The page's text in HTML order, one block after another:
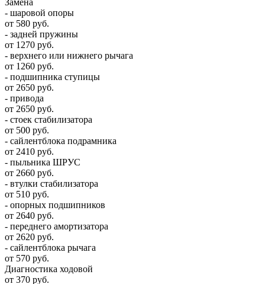
- шаровой опоры
от 580 руб.
- задней пружины
от 1270 руб.
- верхнего или нижнего рычага
от 1260 руб.
- подшипника ступицы
от 2650 руб.
- привода
от 2650 руб.
- стоек стабилизатора
от 500 руб.
- сайлентблока подрамника
от 2410 руб.
- пыльника ШРУС
от 2660 руб.
- втулки стабилизатора
от 510 руб.
- опорных подшипников
от 2640 руб.
- переднего амортизатора
от 2620 руб.
- сайлентблока рычага
от 570 руб.
Диагностика ходовой
от 370 руб.